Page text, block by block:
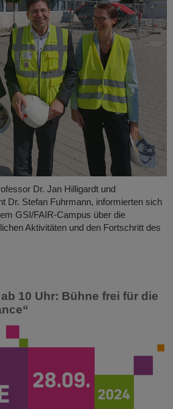
Dr. Jan Hilligardt und
Dr. Stefan Fuhrmann, informierten sich
GSI/FAIR-Campus über die
Aktivitäten und den Fortschritt des
10 Uhr: Bühne frei für die